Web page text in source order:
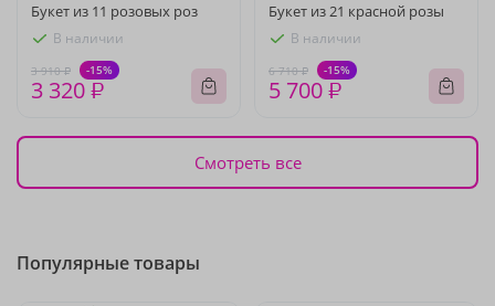
Букет из 11 розовых роз
В наличии
3 910 ₽ -15%
3 320 ₽
Букет из 21 красной розы
В наличии
6 710 ₽ -15%
5 700 ₽
Смотреть все
Популярные товары